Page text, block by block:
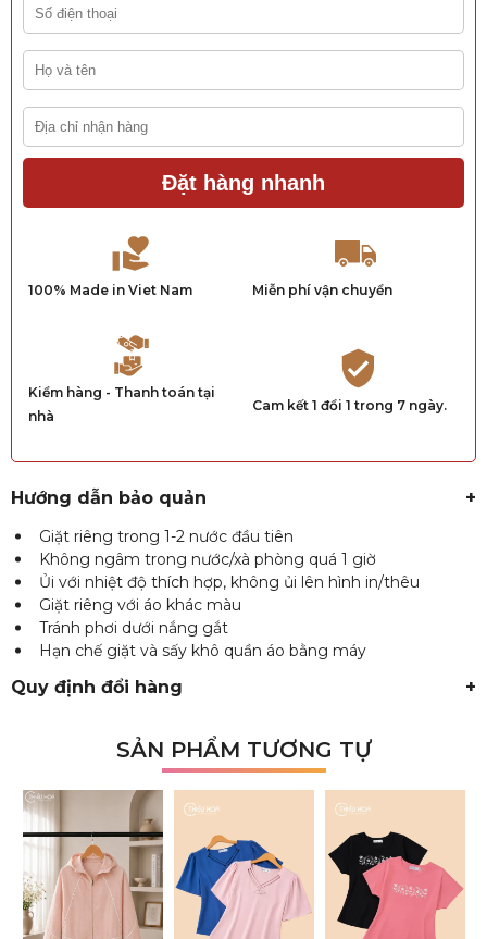
Đặt hàng nhanh
100% Made in Viet Nam Miễn phí vận chuyển
Kiểm hàng - Thanh toán tại
nhà
Cam kết 1 đổi 1 trong 7 ngày.
Hướng dẫn bảo quản +
Giặt riêng trong 1-2 nước đầu tiên
Không ngâm trong nước/xà phòng quá 1 giờ
Ủi với nhiệt độ thích hợp, không ủi lên hình in/thêu
Giặt riêng với áo khác màu
Tránh phơi dưới nắng gắt
Hạn chế giặt và sấy khô quần áo bằng máy
Quy định đổi hàng +
SẢN PHẨM TƯƠNG TỰ